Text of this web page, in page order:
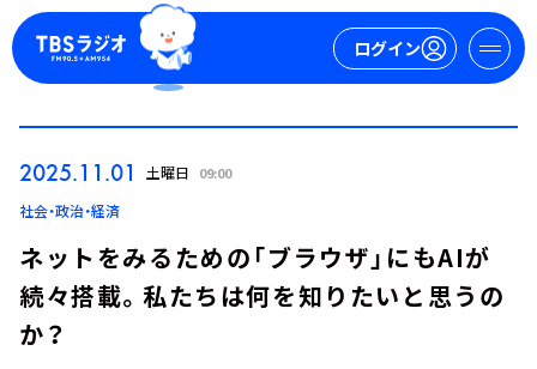
ログイン
2025.11.01 土曜日 09:00
社会・政治・経済
ネットをみるための「ブラウザ」にもAIが
続々搭載。私たちは何を知りたいと思うの
か？